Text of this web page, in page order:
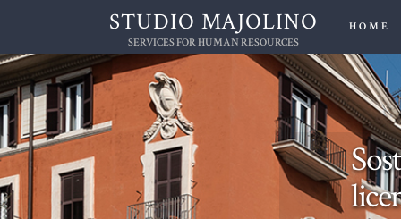
STUDIO MAJOLINO
SERVICES FOR HUMAN RESOURCES
HOME